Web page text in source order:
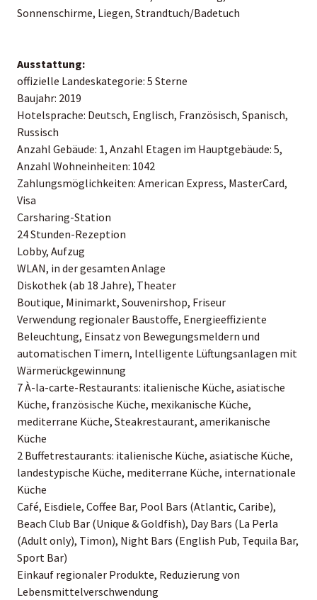
Sonnenschirme, Liegen, Strandtuch/Badetuch
Ausstattung:
offizielle Landeskategorie: 5 Sterne
Baujahr: 2019
Hotelsprache: Deutsch, Englisch, Französisch, Spanisch,
Russisch
Anzahl Gebäude: 1, Anzahl Etagen im Hauptgebäude: 5,
Anzahl Wohneinheiten: 1042
Zahlungsmöglichkeiten: American Express, MasterCard,
Visa
Carsharing-Station
24 Stunden-Rezeption
Lobby, Aufzug
WLAN, in der gesamten Anlage
Diskothek (ab 18 Jahre), Theater
Boutique, Minimarkt, Souvenirshop, Friseur
Verwendung regionaler Baustoffe, Energieeffiziente
Beleuchtung, Einsatz von Bewegungsmeldern und
automatischen Timern, Intelligente Lüftungsanlagen mit
Wärmerückgewinnung
7 À-la-carte-Restaurants: italienische Küche, asiatische
Küche, französische Küche, mexikanische Küche,
mediterrane Küche, Steakrestaurant, amerikanische
Küche
2 Buffetrestaurants: italienische Küche, asiatische Küche,
landestypische Küche, mediterrane Küche, internationale
Küche
Café, Eisdiele, Coffee Bar, Pool Bars (Atlantic, Caribe),
Beach Club Bar (Unique & Goldfish), Day Bars (La Perla
(Adult only), Timon), Night Bars (English Pub, Tequila Bar,
Sport Bar)
Einkauf regionaler Produkte, Reduzierung von
Lebensmittelverschwendung